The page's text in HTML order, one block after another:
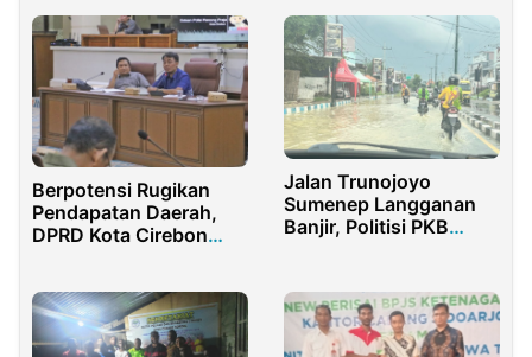
Berpotensi Rugikan
Pendapatan Daerah,
DPRD Kota Cirebon
Liar
Jalan Trunojoyo
Sumenep Langganan
Banjir, Politisi PKB